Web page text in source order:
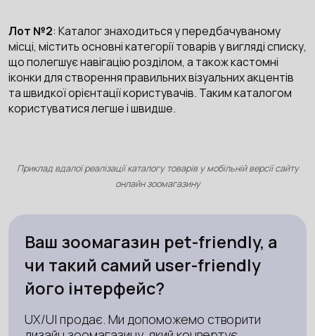
Лот №2: Каталог знаходиться у передбачуваному
місці, містить основні категорії товарів у вигляді списку,
що полегшує навігацію розділом, а також кастомні
іконки для створення правильних візуальних акцентів
та швидкої орієнтації користувачів. Таким каталогом
користуватися легше і швидше.
Приклад вдалої реалізації каталогу товарів у мобільній версії сайту
онлайн зоомагазину
Ваш зоомагазин pet-friendly, а
чи такий самий user-friendly
його інтерфейс?
UX/UI продає. Ми допоможемо створити